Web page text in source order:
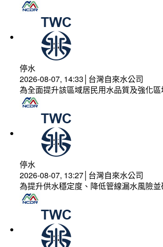
停水
2026-08-07, 14:33│台灣自來水公司
為全面提升該區域居民用水品質及強化
停水
2026-08-07, 13:27│台灣自來水公司
為提升供水穩定度、降低管線漏水風險